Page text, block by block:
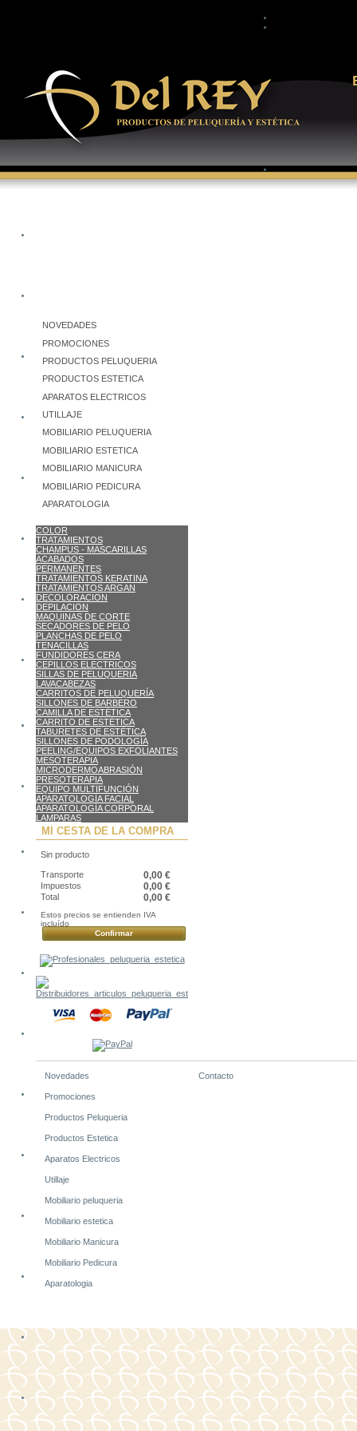
NOVEDADES
PROMOCIONES
PRODUCTOS PELUQUERIA
PRODUCTOS ESTETICA
APARATOS ELECTRICOS
UTILLAJE
MOBILIARIO PELUQUERIA
MOBILIARIO ESTETICA
MOBILIARIO MANICURA
MOBILIARIO PEDICURA
APARATOLOGIA
COLOR
TRATAMIENTOS
CHAMPUS - MASCARILLAS
ACABADOS
PERMANENTES
TRATAMIENTOS KERATINA
TRATAMIENTOS ARGAN
DECOLORACION
DEPILACION
MAQUINAS DE CORTE
SECADORES DE PELO
PLANCHAS DE PELO
TENACILLAS
FUNDIDORES CERA
CEPILLOS ELECTRICOS
SILLAS DE PELUQUERIA
LAVACABEZAS
CARRITOS DE PELUQUERÍA
SILLONES DE BARBERO
CAMILLA DE ESTÉTICA
CARRITO DE ESTÉTICA
TABURETES DE ESTÉTICA
SILLONES DE PODOLOGÍA
PEELING/EQUIPOS EXFOLIANTES
MESOTERAPIA
MICRODERMOABRASIÓN
PRESOTERAPIA
EQUIPO MULTIFUNCIÓN
APARATOLOGÍA FACIAL
APARATOLOGÍA CORPORAL
LAMPARAS
MI CESTA DE LA COMPRA
Sin producto
Transporte 0,00 €
Impuestos 0,00 €
Total 0,00 €
Estos precios se entienden IVA
incluído
Confirmar
Novedades
Promociones
Productos Peluqueria
Productos Estetica
Aparatos Electricos
Utillaje
Mobiliario peluqueria
Mobiliario estetica
Mobiliario Manicura
Mobiliario Pedicura
Aparatologia
Contacto